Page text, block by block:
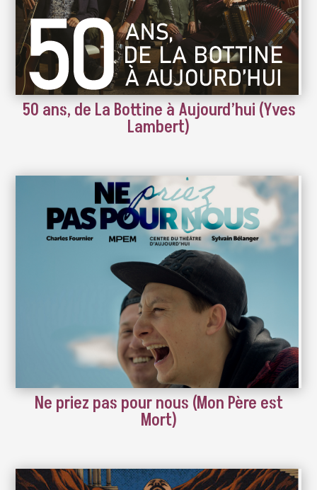
50 ans, de La Bottine à Aujourd’hui (Yves
Lambert)
Ne priez pas pour nous (Mon Père est
Mort)